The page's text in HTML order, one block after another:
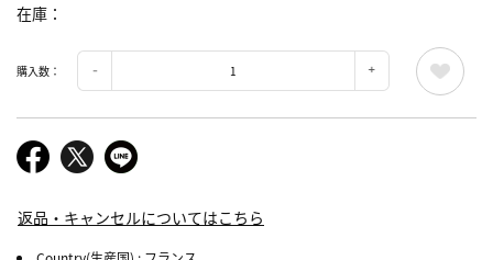
在庫
購入数：
返品・キャンセルについてはこちら